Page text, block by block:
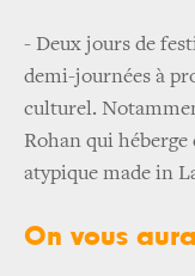
- Deux jours de
demi-journées à
culturel.
Rohan qui
atypique made in
On vous